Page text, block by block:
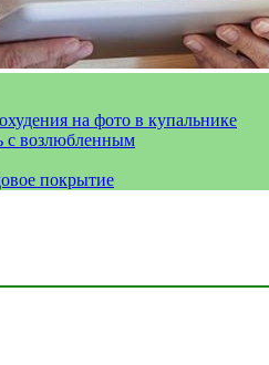
на фото в купальнике
с возлюбленным
покрытие